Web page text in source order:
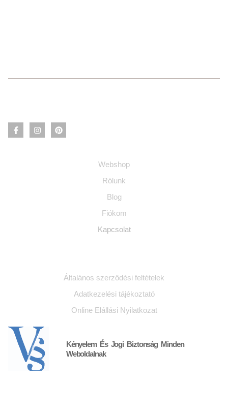
Webshop
Rólunk
Blog
Fiókom
Kapcsolat
Általános szerződési feltételek
Adatkezelési tájékoztató
Online Elállási Nyilatkozat
Kényelem És Jogi Biztonság Minden
Weboldalnak